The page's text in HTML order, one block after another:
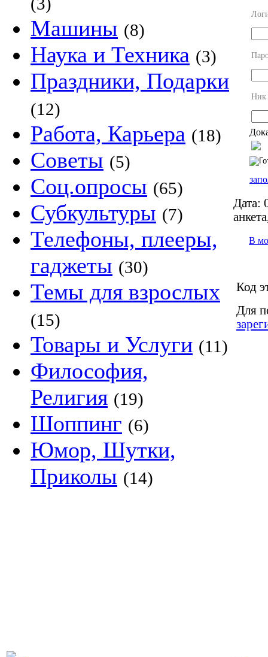
Машины (8)
Наука и Техника (3)
Праздники, Подарки
(12)
Работа, Карьера (18)
Советы (5)
Соц.опросы (65)
Субкультуры (7)
Телефоны, плееры,
гаджеты (30)
Темы для взрослых
(15)
Товары и Услуги (11)
Философия,
Религия (19)
Шоппинг (6)
Юмор, Шутки,
Приколы (14)
Ник
Дата:
В
Код
Для